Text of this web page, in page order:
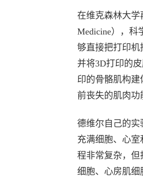
在维克森林大学
Medicine），科
够直接把打印机
并将3D打印的
印的骨骼肌构
前丧失的肌肉功
德维尔自己的实
充满细胞、心
程非常复杂，但
细胞、心房肌细